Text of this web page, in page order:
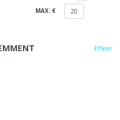
MAX: € 20
Effacer